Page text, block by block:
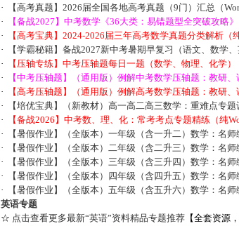
·
【高考真题】2026届全国各地高考真题（9门）汇总（
·
【备战2027】中考数学《36大类：易错题型全突破攻略
·
【高考宝典】2024-2026届三年高考数学真题分类解析（
·
【学霸秘籍】备战2027新中考暑期早复习（语文、数学
·
【压轴专练】中考压轴题每日一题（数学、物理、化学）
·
【中考压轴题】（通用版）例解中考数学压轴题：教研、
·
【高考压轴题】（通用版）例解高考数学压轴题：教研、
·
【培优宝典】（新教材）高一高二高三数学：重难点专题
·
【备战2026】中考数、理、化：常考考点专题精练（纯
·
【暑假作业】（全版本）一年级（含一升二）数学：名师
·
【暑假作业】（全版本）二年级（含二升三）数学：名师
·
【暑假作业】（全版本）三年级（含三升四）数学：名师
·
【暑假作业】（全版本）四年级（含四升五）数学：名师
·
【暑假作业】（全版本）五年级（含五升六）数学：名师
英语专题
☆ 点击查看更多最新“英语”资料精品专题推荐【全套资源